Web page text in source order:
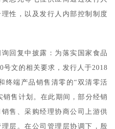
性，以及发行人内部控制制度
回复中披露：为落实国家食品
号文的相关要求，发行人于2018
终端产品销售清零的“双清零活
售计划。在此期间，部分经销
售、采购经理协商公司上游供
层。在公司管理层协调下，殷